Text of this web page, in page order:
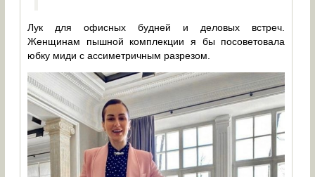
Лук для офисных будней и деловых встреч.
Женщинам пышной комплекции я бы посоветовала
юбку миди с ассиметричным разрезом.